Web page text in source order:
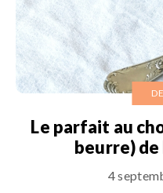
Le parfait au
beurre)
4